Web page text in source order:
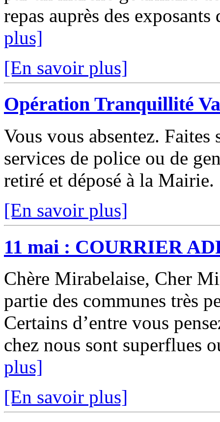
repas auprès des
plus]
[En savoir plus]
Opération Tranquillité
Vous vous absentez.
services de police ou de
retiré et déposé à la
[En savoir plus]
11 mai : COURRIER
Chère Mirabelaise, Cher
partie des communes très
Certains d’entre vous
chez nous sont superflues
plus]
[En savoir plus]